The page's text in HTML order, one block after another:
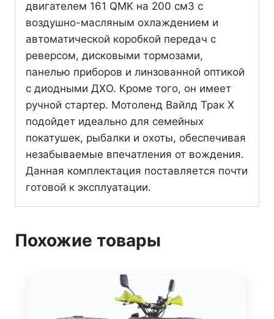
двигателем 161 QMK на 200 см3 с
воздушно-масляным охлаждением и
автоматической коробкой передач с
реверсом, дисковыми тормозами,
панелью приборов и линзованной оптикой
с диодными ДХО. Кроме того, он имеет
ручной стартер. Мотоленд Вайлд Трак X
подойдет идеально для семейных
покатушек, рыбалки и охоты, обеспечивая
незабываемые впечатления от вождения.
Данная комплектация поставляется почти
готовой к эксплуатации.
Похожие товары